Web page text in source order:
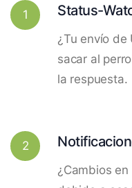
1 Status-
¿Tu envío de
sacar al
la respuesta.
2
¿Cambios